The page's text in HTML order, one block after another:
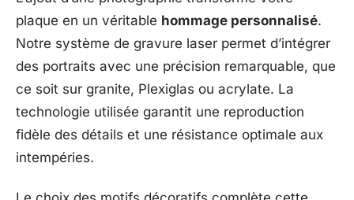
plaque en un véritable hommage personnalisé.
Notre système de gravure laser permet d’intégrer
des portraits avec une précision remarquable, que
ce soit sur granite, Plexiglas ou acrylate. La
technologie utilisée garantit une reproduction
fidèle des détails et une résistance optimale aux
intempéries.